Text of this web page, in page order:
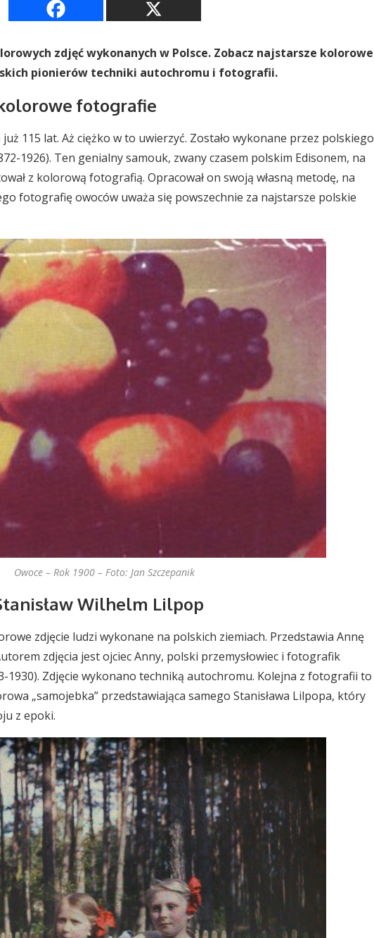
zdjęć wykonanych w Polsce. Zobacz najstarsze kolorowe
pionierów techniki autochromu i fotografii.
fotografie
115 lat. Aż ciężko w to uwierzyć. Zostało wykonane przez polskiego
1926). Ten genialny samouk, zwany czasem polskim Edisonem, na
z kolorową fotografią. Opracował on swoją własną metodę, na
fotografię owoców uważa się powszechnie za najstarsze polskie
Owoce – Rok 1900 – Foto: Jan Szczepanik
Wilhelm Lilpop
zdjęcie ludzi wykonane na polskich ziemiach. Przedstawia Annę
zdjęcia jest ojciec Anny, polski przemysłowiec i fotografik
1930). Zdjęcie wykonano techniką autochromu. Kolejna z fotografii to
„samojebka” przedstawiająca samego Stanisława Lilpopa, który
z epoki.